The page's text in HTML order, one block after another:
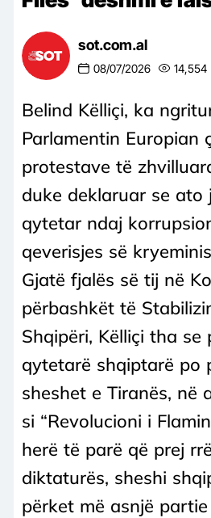
sot.com.al
08/07/2026 14,554
Belind Këlliçi, ka
Parlamentin Europian
protestave të
duke deklaruar se ato
qytetar ndaj
qeverisjes së
Gjatë fjalës së tij në
përbashkët të
Shqipëri, Këlliçi tha se
qytetarë shqiptarë po
sheshet e Tiranës, në
si “Revolucioni i
herë të parë që prej
diktaturës, sheshi
përket më asnjë